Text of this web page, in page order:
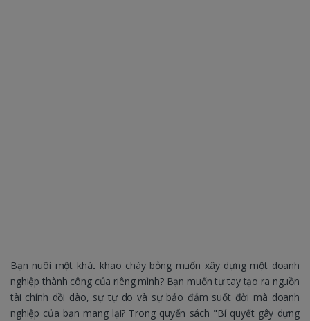
Bạn nuôi một khát khao cháy bỏng muốn xây dựng một doanh
nghiệp thành công của riêng mình? Bạn muốn tự tay tạo ra nguồn
tài chính dồi dào, sự tự do và sự bảo đảm suốt đời mà doanh
nghiệp của bạn mang lại? Trong quyển sách "Bí quyết gây dựng